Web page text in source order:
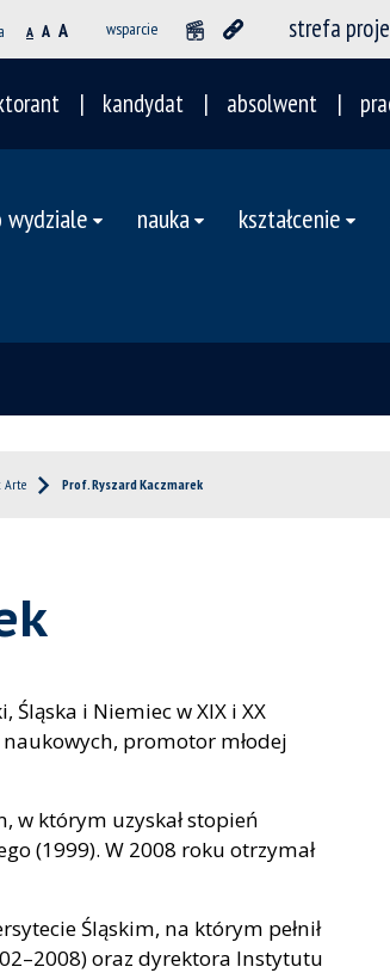
A A A wsparcie strefa
kandydat absolwent
wydziale nauka kształcenie
Arte Prof. Ryszard Kaczmarek
i Niemiec w XIX i XX
promotor młodej
w którym uzyskał stopień
(1999). W 2008 roku otrzymał
Śląskim, na którym pełnił
oraz dyrektora Instytutu